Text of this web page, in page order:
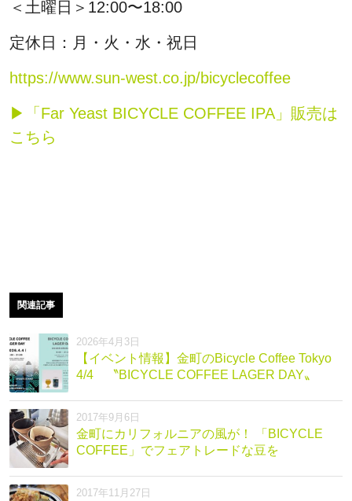
＜土曜日＞12:00〜18:00
定休日：月・火・水・祝日
https://www.sun-west.co.jp/bicyclecoffee
▶「Far Yeast BICYCLE COFFEE IPA」販売は
こちら
関連記事
2026年4月3日
【イベント情報】金町のBicycle Coffee Tokyo
4/4 〝BICYCLE COFFEE LAGER DAY〟
2017年9月6日
金町にカリフォルニアの風が！ 「BICYCLE
COFFEE」でフェアトレードな豆を
2017年11月27日